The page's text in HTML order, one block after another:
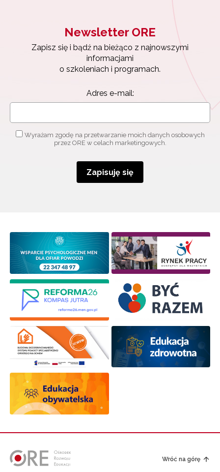
Newsletter ORE
Zapisz się i bądź na bieżąco z najnowszymi
informacjami
o szkoleniach i programach.
Adres e-mail:
Wyrażam zgodę na przetwarzanie moich danych osobowych
przez ORE w celach marketingowych.
Zapisuję się
Wróć na górę
Zapisz się i bądź na bieżąco z najnowszymi
o szkoleniach i programach.
Zapisuję się